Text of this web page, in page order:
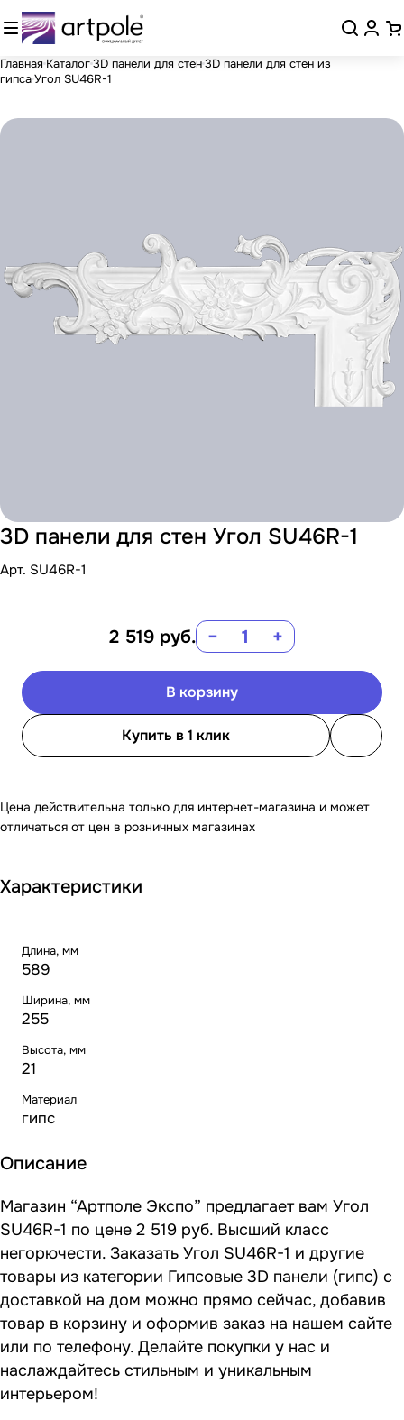
Главная Каталог3D панели для стен3D панели для стен из
гипсаУгол SU46R-1
3D панели для стен Угол SU46R-1
Арт. SU46R-1
2 519 руб. − +
В корзину
Купить в 1 клик
Цена действительна только для интернет-магазина и может
отличаться от цен в розничных магазинах
Характеристики
Длина, мм
589
Ширина, мм
255
Высота, мм
21
Материал
гипс
Описание
Магазин “Артполе Экспо” предлагает вам Угол
SU46R-1 по цене 2 519 руб. Высший класс
негорючести. Заказать Угол SU46R-1 и другие
товары из категории Гипсовые 3D панели (гипс) с
доставкой на дом можно прямо сейчас, добавив
товар в корзину и оформив заказ на нашем сайте
или по телефону. Делайте покупки у нас и
наслаждайтесь стильным и уникальным
интерьером!